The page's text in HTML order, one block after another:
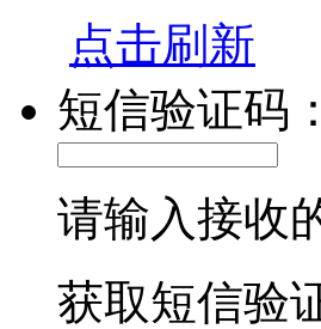
点击刷新
短信验证码：
请输入接收
获取短信验